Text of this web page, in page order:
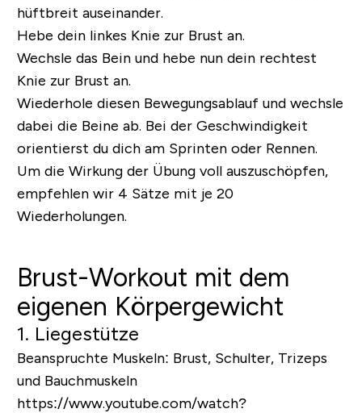
hüftbreit auseinander.
Hebe dein linkes Knie zur Brust an.
Wechsle das Bein und hebe nun dein rechtest
Knie zur Brust an.
Wiederhole diesen Bewegungsablauf und wechsle
dabei die Beine ab. Bei der Geschwindigkeit
orientierst du dich am Sprinten oder Rennen.
Um die Wirkung der Übung voll auszuschöpfen,
empfehlen wir 4 Sätze mit je 20
Wiederholungen.
Brust-Workout mit dem
eigenen Körpergewicht
1. Liegestütze
Beanspruchte Muskeln: Brust, Schulter, Trizeps
und Bauchmuskeln
https://www.youtube.com/watch?